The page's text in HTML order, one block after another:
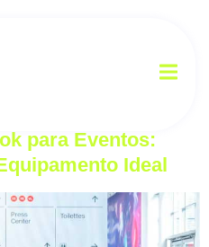
para Eventos:
Ideal